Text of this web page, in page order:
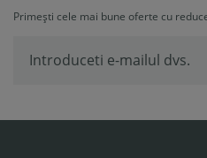
Primești cele mai bune oferte cu